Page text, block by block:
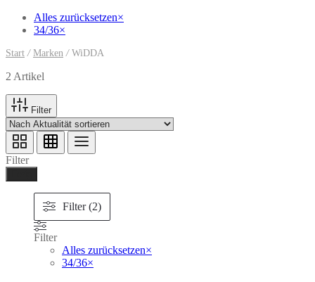
Alles zurücksetzen×
34/36×
Start / Marken /WiDDA
2 Artikel
Filter
Filter
Filter (2)
Filter
Alles zurücksetzen×
34/36×